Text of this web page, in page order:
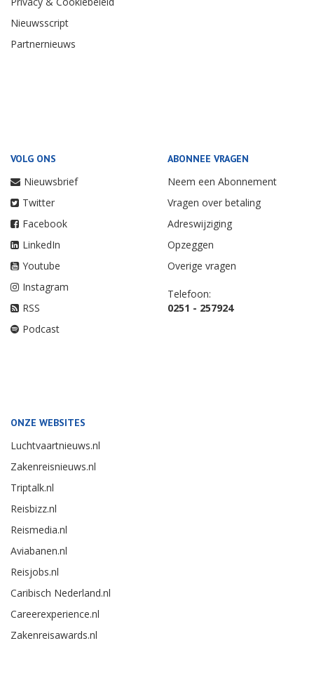
Nieuwsscript
Partnernieuws
VOLG ONS
Nieuwsbrief
Twitter
Facebook
LinkedIn
Youtube
Instagram
RSS
Podcast
ABONNEE VRAGEN
Neem een Abonnement
Vragen over betaling
Adreswijziging
Opzeggen
Overige vragen
Telefoon:
0251 - 257924
ONZE WEBSITES
Luchtvaartnieuws.nl
Zakenreisnieuws.nl
Triptalk.nl
Reisbizz.nl
Reismedia.nl
Aviabanen.nl
Reisjobs.nl
Caribisch Nederland.nl
Careerexperience.nl
Zakenreisawards.nl